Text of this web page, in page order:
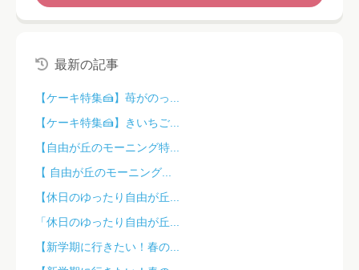
最新の記事
【ケーキ特集🍰】苺がのっ...
【ケーキ特集🍰】きいちご...
【自由が丘のモーニング特...
【 自由が丘のモーニング...
【休日のゆったり自由が丘...
「休日のゆったり自由が丘...
【新学期に行きたい！春の...